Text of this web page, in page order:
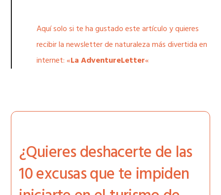
Aquí solo si te ha gustado este artículo y quieres
recibir la newsletter de naturaleza más divertida en
internet: «La AdventureLetter«
¿Quieres deshacerte de las
10 excusas que te impiden